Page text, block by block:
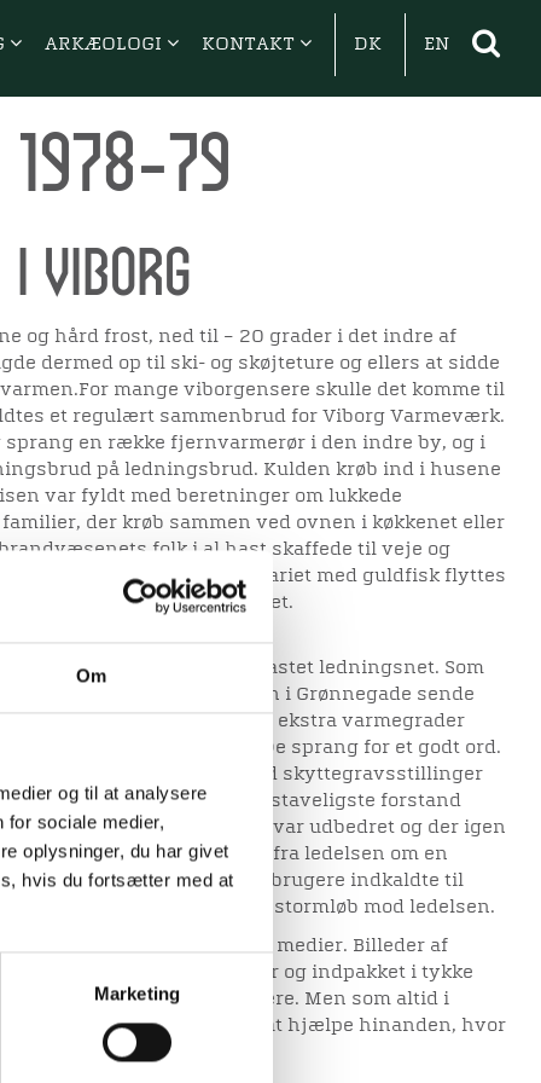
Om
og til at analysere
for sociale medier,
oplysninger, du har givet
hvis du fortsætter med at
Marketing
ARKÆOLOGI KONTAKT DK EN
79
Viborg
og hård frost, ned til – 20 grader i det indre af
dermed op til ski- og skøjteture og ellers at sidde
mange viborgensere skulle det komme til
et regulært sammenbrud for Viborg Varmeværk.
en række fjernvarmerør i den indre by, og i
på ledningsbrud. Kulden krøb ind i husene
var fyldt med beretninger om lukkede
der krøb sammen ved ovnen i køkkenet eller
folk i al hast skaffede til veje og
Et sted måtte også akvariet med guldfisk flyttes
begyndende drivis i bassinet.
var et forsømt og overbelastet ledningsnet. Som
måtte fjernvarmecentralen i Grønnegade sende
Men de ekstra varmegrader
i de mørnede rør. De sprang for et godt ord.
indre by et landskab med skyttegravsstillinger
folk arbejdede i bogstaveligste forstand
hjalp det. Så snart et brud var udbedret og der igen
et andet sted. Løfterne fra ledelsen om en
ikke holdes, og vrede forbrugere indkaldte til
Folk var sure og løb stormløb mod ledelsen.
stof i de landsdækkende medier. Billeder af
sad med klaprende tænder og indpakket i tykke
hos landets TV-seere. Men som altid i
også i de dage en vilje til at hjælpe hinanden, hvor